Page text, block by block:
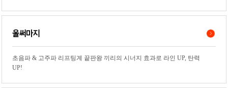
울써마지
초음파 & 고주파 리프팅계 끝판왕 끼리의 시너지 효과로 라인 UP, 탄력
UP!